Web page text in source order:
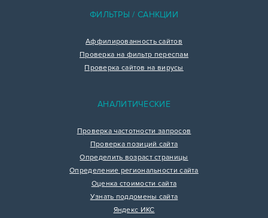
ФИЛЬТРЫ / САНКЦИИ
Аффилированность сайтов
Проверка на фильтр переспам
Проверка сайтов на вирусы
АНАЛИТИЧЕСКИЕ
Проверка частотности запросов
Проверка позиций сайта
Определить возраст страницы
Определение региональности сайта
Оценка стоимости сайта
Узнать поддомены сайта
Яндекс ИКС